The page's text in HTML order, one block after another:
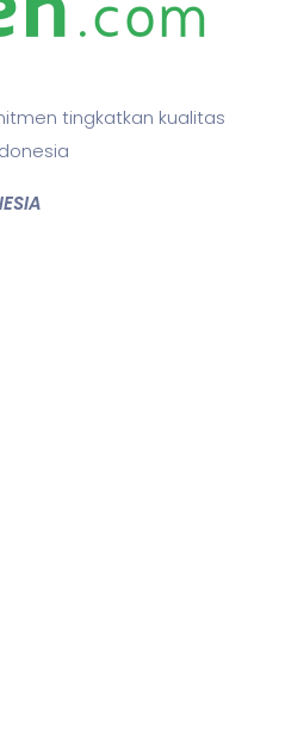
tingkatkan kualitas